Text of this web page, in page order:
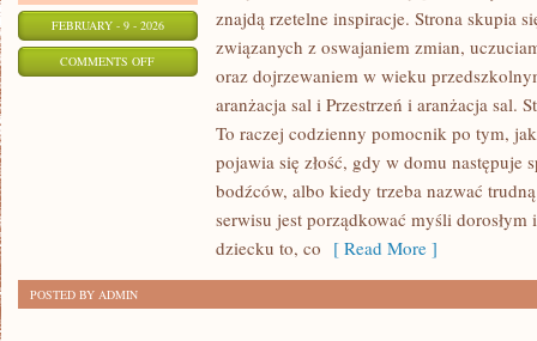
FEBRUARY - 9 - 2026
COMMENTS OFFON
znajdą rzetelne inspiracje. Strona skupia
związanych z oswajaniem zmian,
oraz dojrzewaniem w wieku
aranżacja sal i Przestrzeń i aranżacja sal.
To raczej codzienny pomocnik po tym,
pojawia się złość, gdy w domu następuje
bodźców, albo kiedy trzeba nazwać
serwisu jest porządkować myśli
dziecku to, co [ Read More ]
POSTED BY ADMIN